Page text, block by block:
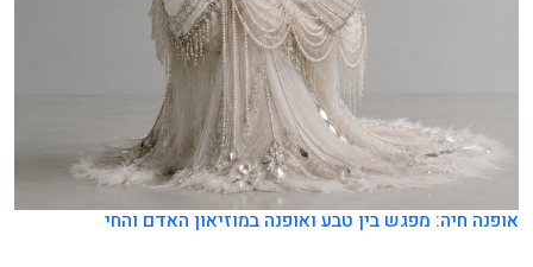
אופנה חיה: מפגש בין טבע ואופנה במוזיאון האדם והחי